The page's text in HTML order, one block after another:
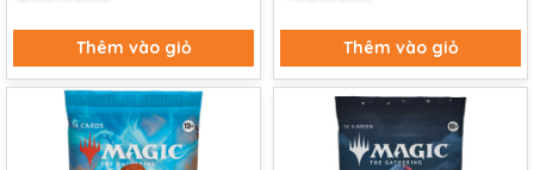
Thêm vào giỏ Thêm vào giỏ